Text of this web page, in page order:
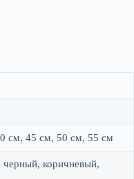
см, 45 см, 50 см, 55 см
черный, коричневый,